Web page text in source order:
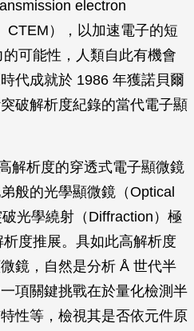
electron
CTEM），以加速電子的短
可能性，人類自此有機會
代成就於 1986 年獲諾貝爾
破解析度紀錄的當代電子顯
解析度的穿透式電子顯微鏡
般的光學顯微鏡（Optical
光學繞射（Diffraction）極
度推展。具如此高解析度
鏡，自然是分析 Å 世代半
項關鍵挑戰在於量化檢測半
性等，檢視其是否依元件原